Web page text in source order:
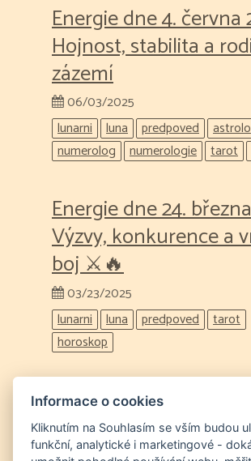
Energie dne 4. června
Hojnost, stabilita a
zázemí
06/03/2025
lunarni
luna predpoved
numerolog
numerologie tarot
Energie dne 24.
Výzvy, konkurence a
boj ⚔️🔥
03/23/2025
lunarni
luna predpoved
tarot
horoskop
Energie dne 14. března
Stabilita, jistoty a
Informace o cookies
Kliknutím na Souhlasím se vším budou
funkční, analytické i marketingové -